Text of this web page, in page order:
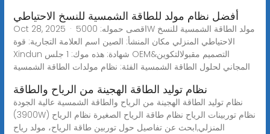
أفضل نظام مولد للطاقة الشمسية للنسخ الاحتياطي
Oct 28, 2025 · اقصى حموله: 5000W مولد الطاقة الشمسية للنسخ
الاحتياطي المنزلي مكان المنشأ: الصين اسم العلامة التجارية: قوة
Xindun شهادة: هذه موك: 1 جلس OEM&التصميم مقبولالتكوين
المجاني لحلول الطاقة الشمسية الفئة: نظام مولدات الطاقة الشمسية
نظام توليد الطاقة الهجينة من الرياح والطاقة
نظام توليد الطاقة الهجينة من الرياح والطاقة الشمسية عالية الجودة
(3900W) نظام توربينات الرياح نظام طاقة الرياح الصغيرة نظام الرياح
المنزلي,ابحث عن تفاصيل حول توربين طاقة الرياح، مولد رياح